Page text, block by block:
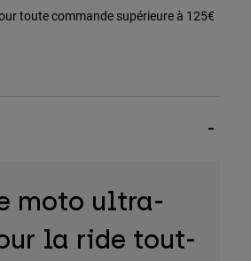
toute commande supérieure à 125€
moto ultra-
la ride tout-